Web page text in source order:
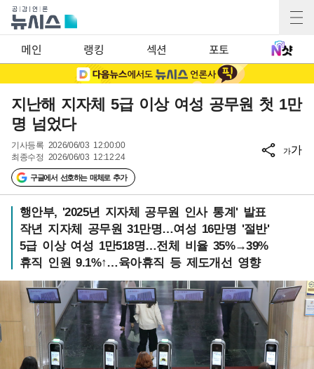
메인 랭킹 섹션 포토
지난해 지자체 5급 이상 여성 공무원 첫 1만
명 넘었다
기사등록 2026/06/03 12:00:00
최종수정 2026/06/03 12:12:24
구글에서 선호하는 매체로 추가
가가
행안부, '2025년 지자체 공무원 인사 통계' 발표
작년 지자체 공무원 31만명…여성 16만명 '절반'
5급 이상 여성 1만518명…전체 비율 35%→39%
휴직 인원 9.1%↑…육아휴직 등 제도개선 영향